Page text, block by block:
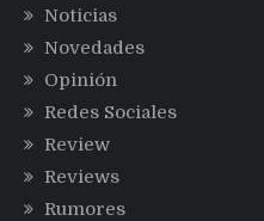
Noticias
Novedades
Opinión
Redes Sociales
Review
Reviews
Rumores